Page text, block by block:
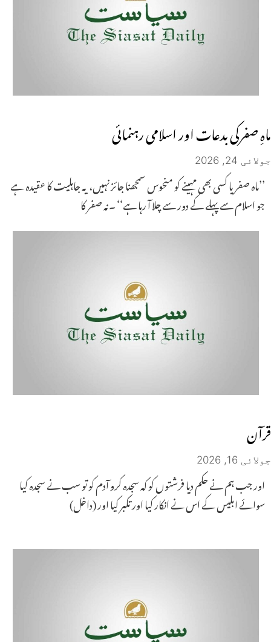
ماہِ صفرکی بدعات اور اسلامی رہنمائی
جولائی 24, 2026
’’ماہ صفر یا کسی بھی مہینے کو منحوس سمجھنا جائز نہیں، یہ جاہلیت کا عقیدہ ہے
جو اسلام سے پہلے کے دور سے چلا آ رہا ہے‘‘ ۔نہ صفر کا
قرآن
جولائی 16, 2026
اور جب ہم نے حکم دیا فرشتوں کو کہ سجدہ کرو آدم کو تو سب نے سجدہ کیا
سوائے ابلیس کے اس نے انکار کیا اور تکبر کیا اور (داخل)